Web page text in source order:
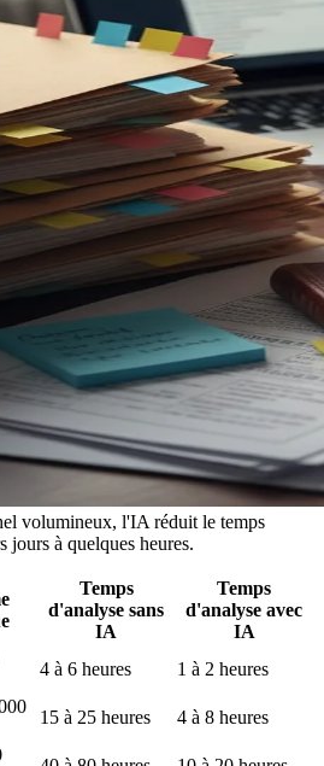
volumineux, l'IA réduit le temps
jours à quelques heures.
Temps
d'analyse sans
IA
Temps
d'analyse avec
IA
4 à 6 heures
1 à 2 heures
15 à 25 heures
4 à 8 heures